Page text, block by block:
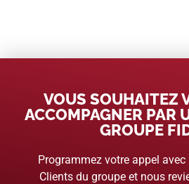
VOUS SOUHAITEZ
ACCOMPAGNER PAR
GROUPE
Programmez votre appel avec
Clients du groupe et nous